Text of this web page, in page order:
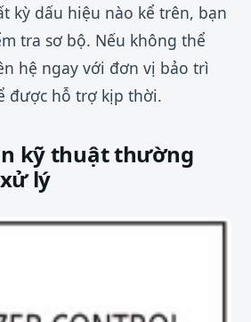
kỳ dấu hiệu nào kể trên, bạn
tra sơ bộ. Nếu không thể
hệ ngay với đơn vị bảo trì
được hỗ trợ kịp thời.
kỹ thuật thường
lý